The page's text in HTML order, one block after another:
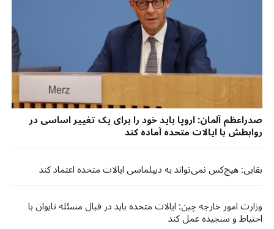
صدراعظم آلمان: اروپا باید خود را برای یک تغییر اساسی در
روابطش با ایالات متحده آماده کند
بقایی: هیچ‌کس نمی‌تواند به دیپلماسی ایالات متحده اعتماد کند
وزارت امور خارجه چین: ایالات متحده باید در قبال مسئله تایوان با
احتیاط و سنجیده عمل کند